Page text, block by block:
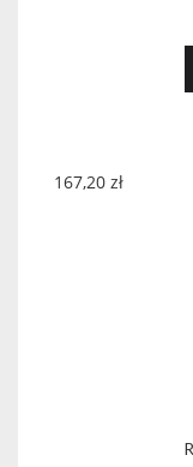
167,20 zł